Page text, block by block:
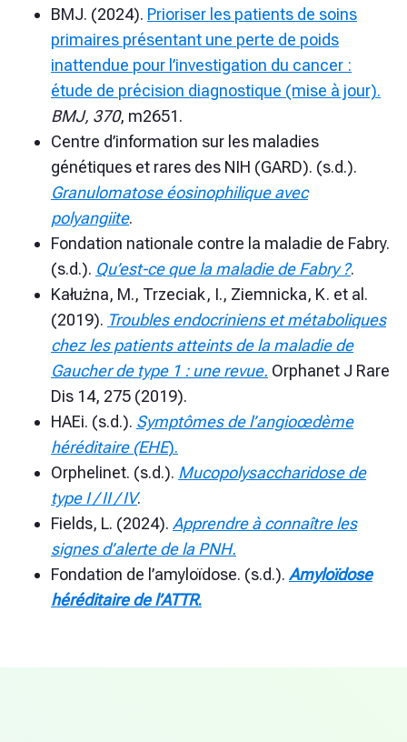
BMJ. (2024). Prioriser les patients de soins
primaires présentant une perte de poids
inattendue pour l’investigation du cancer :
étude de précision diagnostique (mise à jour).
BMJ, 370, m2651.
Centre d’information sur les maladies
génétiques et rares des NIH (GARD). (s.d.).
Granulomatose éosinophilique avec
polyangiite.
Fondation nationale contre la maladie de Fabry.
(s.d.). Qu’est-ce que la maladie de Fabry ?.
Kałużna, M., Trzeciak, I., Ziemnicka, K. et al.
(2019). Troubles endocriniens et métaboliques
chez les patients atteints de la maladie de
Gaucher de type 1 : une revue. Orphanet J Rare
Dis 14, 275 (2019).
HAEi. (s.d.). Symptômes de l’angioœdème
héréditaire (EHE).
Orphelinet. (s.d.). Mucopolysaccharidose de
type I / II / IV.
Fields, L. (2024). Apprendre à connaître les
signes d’alerte de la PNH.
Fondation de l’amyloïdose. (s.d.). Amyloïdose
héréditaire de l’ATTR.